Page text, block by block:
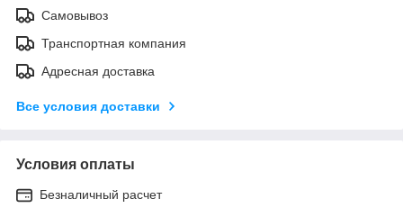
Самовывоз
Транспортная компания
Адресная доставка
Все условия доставки
Условия оплаты
Безналичный расчет